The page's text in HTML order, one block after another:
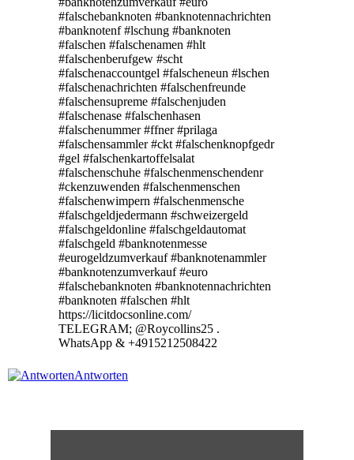
#falschebanknoten #banknotennachrichten
#banknotenf #lschung #banknoten
#falschen #falschenamen #hlt
#falschenberufgew #scht
#falschenaccountgel #falscheneun #lschen
#falschenachrichten #falschenfreunde
#falschensupreme #falschenjuden
#falschenase #falschenhasen
#falschenummer #ffner #prilaga
#falschensammler #ckt #falschenknopfgedr
#gel #falschenkartoffelsalat
#falschenschuhe #falschenmenschendenr
#ckenzuwenden #falschenmenschen
#falschenwimpern #falschenmensche
#falschgeldjedermann #schweizergeld
#falschgeldonline #falschgeldautomat
#falschgeld #banknotenmesse
#eurogeldzumverkauf #banknotenammler
#banknotenzumverkauf #euro
#falschebanknoten #banknotennachrichten
#banknoten #falschen #hlt
https://licitdocsonline.com/
TELEGRAM; @Roycollins25 .
WhatsApp & +4915212508422
Antworten